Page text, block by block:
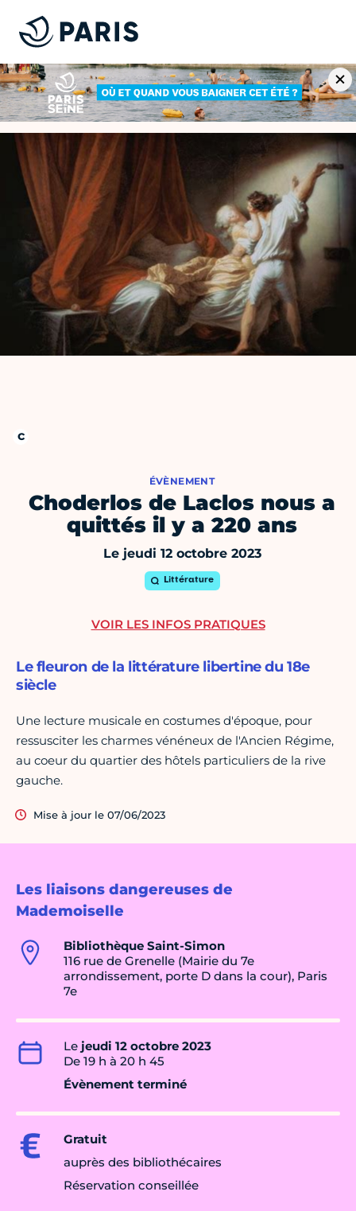
ÉVÈNEMENT
Choderlos de Laclos nous a
quittés il y a 220 ans
Le jeudi 12 octobre 2023
Littérature
Les liaisons dangereuses de
Mademoiselle
Bibliothèque Saint-Simon
116 rue de Grenelle (Mairie du 7e
arrondissement, porte D dans la cour), Paris
7e
Le jeudi 12 octobre 2023
De 19 h à 20 h 45
Évènement terminé
Gratuit
auprès des bibliothécaires
Réservation conseillée
Le fleuron de la littérature libertine du 18e
siècle
Une lecture musicale en costumes d'époque, pour
ressusciter les charmes vénéneux de l'Ancien Régime,
au coeur du quartier des hôtels particuliers de la rive
gauche.
Mise à jour le 07/06/2023
VOIR LES INFOS PRATIQUES